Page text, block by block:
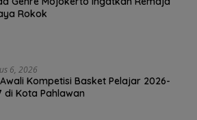
Rokok
6, 2026
Kompetisi Basket Pelajar 2026-
di Kota Pahlawan